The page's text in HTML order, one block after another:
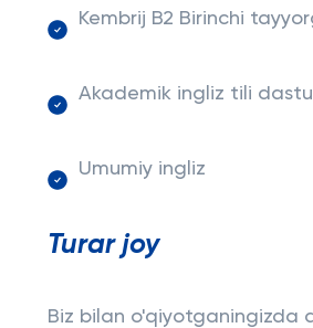
Kembrij B2 Birinchi
Akademik ingliz tili
Umumiy ingliz
Turar joy
Biz bilan o'qiyotganingizda